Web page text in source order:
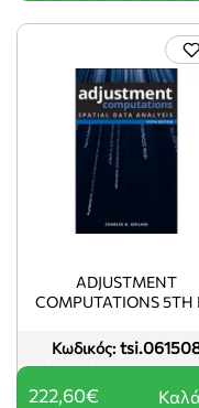
Κωδικός:
ADJUSTMENT
COMPUTATIONS 5TH
222,60€